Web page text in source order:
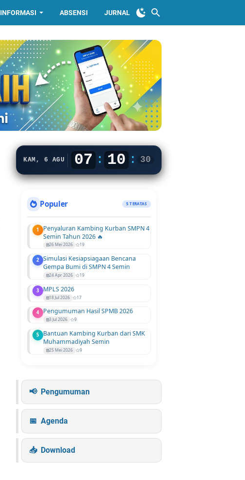
INFORMASI ABSENSI JURNAL
KAM, 6 AGU 07 : 10 : 30
Populer 5 TERATAS
1
Penyaluran Kambing Kurban SMPN 4
Semin Tahun 2026 🔥
26 Mei 2026 19
2
Simulasi Kesiapsiagaan Bencana
Gempa Bumi di SMPN 4 Semin
24 Apr 2026 19
3 MPLS 2026
18 Jul 2026 17
4 Pengumuman Hasil SPMB 2026
3 Jul 2026 9
5
Bantuan Kambing Kurban dari SMK
Muhammadiyah Semin
25 Mei 2026 9
Pengumuman
Agenda
Download